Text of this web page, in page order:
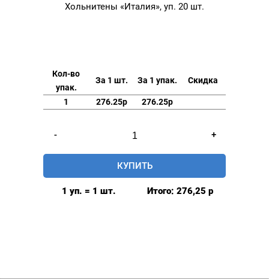
Хольнитены «Италия», уп. 20 шт.
Кол-во
упак.
За 1 шт. За 1 упак. Скидка
1 276.25р 276.25р
-
товара
Хольнитены
"Италия",
+
КУПИТЬ
1 уп. = 1 шт. Итого: 276,25 р